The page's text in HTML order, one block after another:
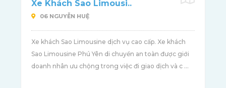
Xe Khách Sao Limousi..
06 NGUYỄN HUỆ
Xe khách Sao Limousine dịch vụ cao cấp. Xe khách
Sao Limousine Phú Yên di chuyển an toàn được giới
doanh nhân ưu chộng trong việc đi giao dịch và c ...